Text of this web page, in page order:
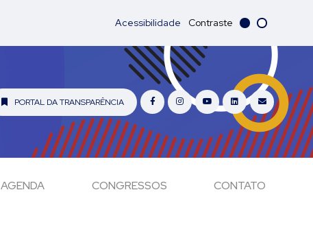
Acessibilidade Contraste
PORTAL DA TRANSPARÊNCIA
AGENDA CONGRESSOS CONTATO